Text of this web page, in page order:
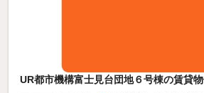
UR都市機構富士見台団地６号棟の賃貸